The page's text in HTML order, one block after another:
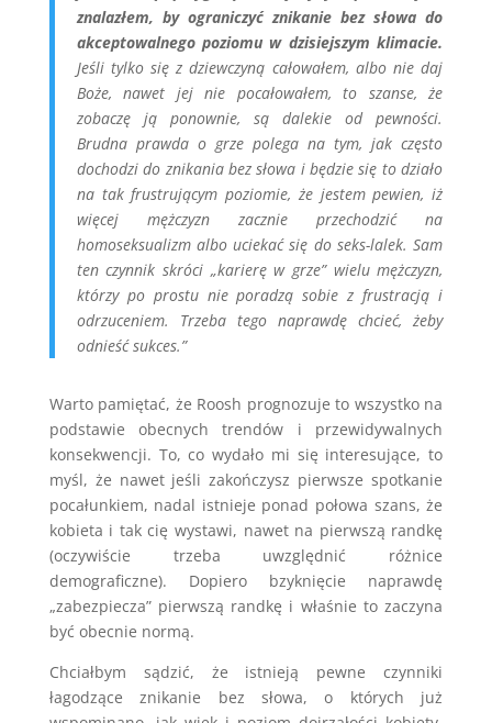
znalazłem, by ograniczyć znikanie bez słowa do
akceptowalnego poziomu w dzisiejszym klimacie.
Jeśli tylko się z dziewczyną całowałem, albo nie daj
Boże, nawet jej nie pocałowałem, to szanse, że
zobaczę ją ponownie, są dalekie od pewności.
Brudna prawda o grze polega na tym, jak często
dochodzi do znikania bez słowa i będzie się to działo
na tak frustrującym poziomie, że jestem pewien, iż
więcej mężczyzn zacznie przechodzić na
homoseksualizm albo uciekać się do seks-lalek. Sam
ten czynnik skróci „karierę w grze” wielu mężczyzn,
którzy po prostu nie poradzą sobie z frustracją i
odrzuceniem. Trzeba tego naprawdę chcieć, żeby
odnieść sukces.”
Warto pamiętać, że Roosh prognozuje to wszystko na
podstawie obecnych trendów i przewidywalnych
konsekwencji. To, co wydało mi się interesujące, to
myśl, że nawet jeśli zakończysz pierwsze spotkanie
pocałunkiem, nadal istnieje ponad połowa szans, że
kobieta i tak cię wystawi, nawet na pierwszą randkę
(oczywiście trzeba uwzględnić różnice
demograficzne). Dopiero bzyknięcie naprawdę
„zabezpiecza” pierwszą randkę i właśnie to zaczyna
być obecnie normą.
Chciałbym sądzić, że istnieją pewne czynniki
łagodzące znikanie bez słowa, o których już